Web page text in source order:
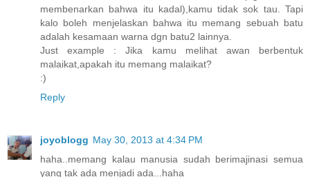
membenarkan bahwa itu kadal),kamu tidak sok tau. Tapi
kalo boleh menjelaskan bahwa itu memang sebuah batu
adalah kesamaan warna dgn batu2 lainnya.
Just example : Jika kamu melihat awan berbentuk
malaikat,apakah itu memang malaikat?
:)
Reply
joyoblogg May 30, 2013 at 4:34 PM
haha..memang kalau manusia sudah berimajinasi semua
yang tak ada menjadi ada...haha